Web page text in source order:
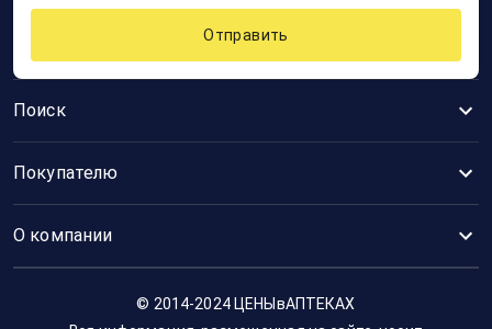
Поиск
Покупателю
О компании
Отправить
© 2014-2024 ЦЕНЫвАПТЕКАХ